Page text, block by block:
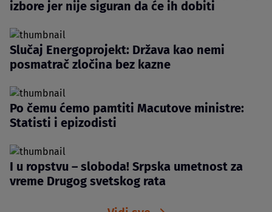
izbore jer nije siguran da će ih dobiti
Slučaj Energoprojekt: Država kao nemi
posmatrač zločina bez kazne
Po čemu ćemo pamtiti Macutove ministre:
Statisti i epizodisti
I u ropstvu – sloboda! Srpska umetnost za
vreme Drugog svetskog rata